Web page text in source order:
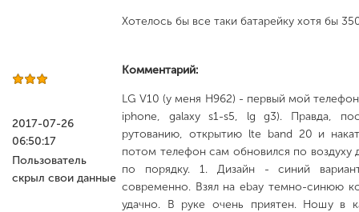
Хотелось бы все таки батарейку хотя бы
2017-07-26
06:50:17
Пользователь
скрыл свои данные
Комментарий:
LG V10 (у меня H962) - первый мой
iphone, galaxy s1-s5, lg g3). Правда,
рутованию, открытию lte band 20 и
потом телефон сам обновился по воздуху
по порядку. 1. Дизайн - синий
современно. Взял на ebay темно-синюю
удачно. В руке очень приятен. Ношу в